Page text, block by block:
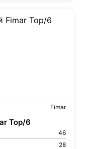
Fimar
Top/6
46
28